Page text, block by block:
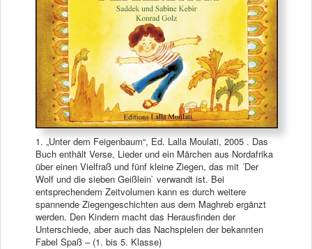
1. „Unter dem Feigenbaum“, Ed. Lalla Moulati, 2005 . Das
Buch enthält Verse, Lieder und ein Märchen aus Nordafrika
über einen Vielfraß und fünf kleine Ziegen, das mit ´Der
Wolf und die sieben Geißlein` verwandt ist. Bei
entsprechendem Zeitvolumen kann es durch weitere
spannende Ziegengeschichten aus dem Maghreb ergänzt
werden. Den Kindern macht das Herausfinden der
Unterschiede, aber auch das Nachspielen der bekannten
Fabel Spaß – (1. bis 5. Klasse)